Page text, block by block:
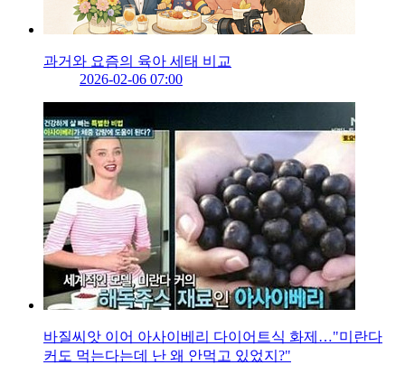
과거와 요즘의 육아 세태 비교
2026-02-06 07:00
바질씨앗 이어 아사이베리 다이어트식 화제…"미란다
커도 먹는다는데 난 왜 안먹고 있었지?"